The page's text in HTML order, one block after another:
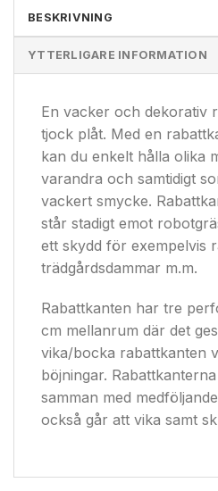
BESKRIVNING
YTTERLIGARE INFORMATION
En vacker och dekorativ
tjock plåt. Med en
kan du enkelt hålla olika
varandra och samtidigt
vackert smycke.
står stadigt emot
ett skydd för exempelvis
trädgårdsdammar m.m.
Rabattkanten har tre
cm mellanrum där det
vika/bocka rabattkanten
böjningar.
samman med
också går att vika samt